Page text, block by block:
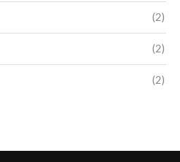
(2)
(2)
(2)